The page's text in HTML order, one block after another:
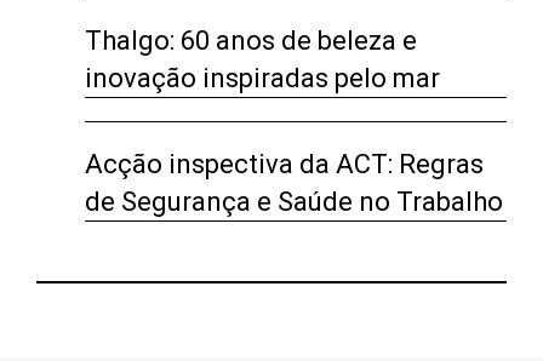
Thalgo: 60 anos de beleza e
inovação inspiradas pelo mar
Acção inspectiva da ACT: Regras
de Segurança e Saúde no Trabalho